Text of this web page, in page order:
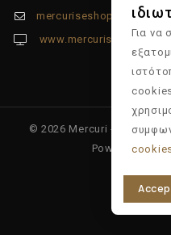
www.mercuriseshop.gr
© 2026 Mercuri - Είδη
Powered &
Για να